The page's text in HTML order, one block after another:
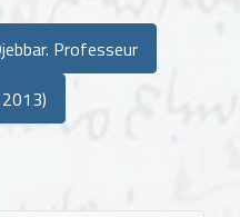
Professeur